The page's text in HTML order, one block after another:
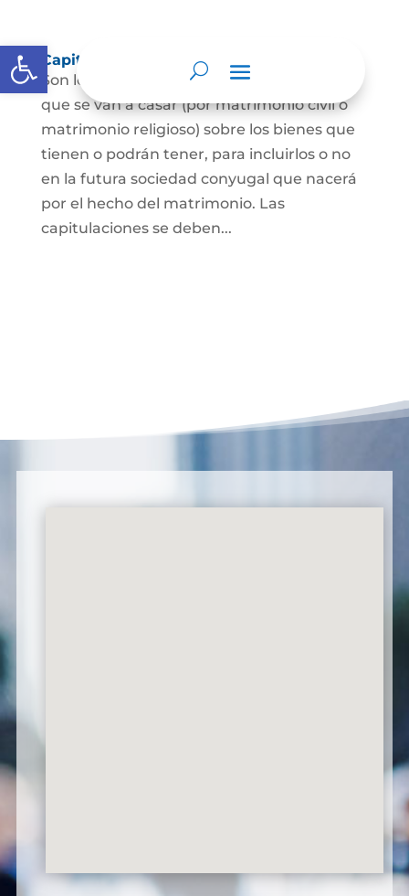
Abrir barra de herramientas
Capitulaciones Matrimoniales
Son los acuerdos que hacen las personas
que se van a casar (por matrimonio civil o
matrimonio religioso) sobre los bienes que
tienen o podrán tener, para incluirlos o no
en la futura sociedad conyugal que nacerá
por el hecho del matrimonio. Las
capitulaciones se deben...